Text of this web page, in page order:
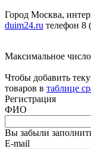
Город Москва,
duim24.ru телефон 8
Максимальное число
Чтобы добавить
товаров в таблице
Регистрация
ФИО
Вы забыли
E-mail